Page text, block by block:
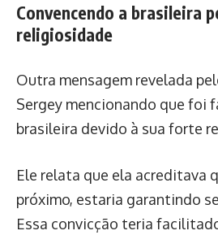
Convencendo a brasileira
religiosidade
Outra mensagem revelada
Sergey mencionando que foi
brasileira devido à sua forte
Ele relata que ela acreditava
próximo, estaria garantindo
Essa convicção teria